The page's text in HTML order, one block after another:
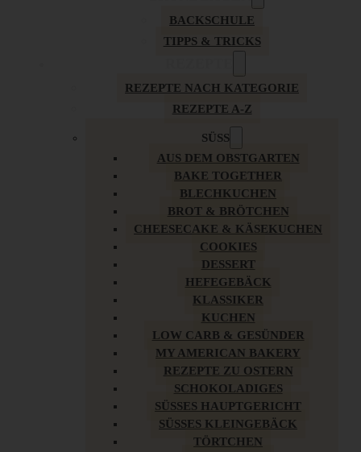
BACKSCHULE
TIPPS & TRICKS
REZEPTE NACH KATEGORIE
REZEPTE A-Z
SÜSS
AUS DEM OBSTGARTEN
BAKE TOGETHER
BLECHKUCHEN
BROT & BRÖTCHEN
CHEESECAKE & KÄSEKUCHEN
COOKIES
DESSERT
HEFEGEBÄCK
KLASSIKER
KUCHEN
LOW CARB & GESÜNDER
MY AMERICAN BAKERY
REZEPTE ZU OSTERN
SCHOKOLADIGES
SÜSSES HAUPTGERICHT
SÜSSES KLEINGEBÄCK
TÖRTCHEN